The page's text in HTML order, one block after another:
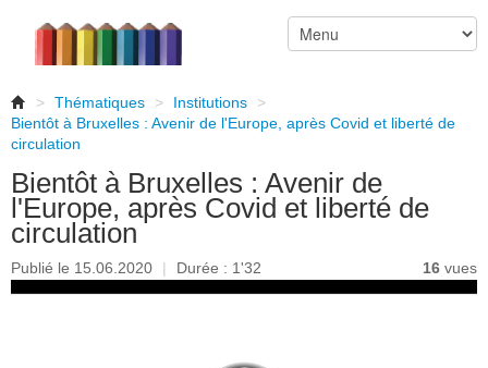
> Thématiques > Institutions
>
Bientôt à Bruxelles : Avenir de l'Europe, après Covid et liberté de
circulation
Bientôt à Bruxelles : Avenir de
l'Europe, après Covid et liberté de
circulation
Publié le 15.06.2020 | Durée : 1'32 16 vues